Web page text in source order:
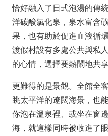
恰好融入了日式泡湯的傳
洋碳酸氯化泉，泉水富含
果，也有助於促進血液循
渡假村設有多處公共與私
的心情，選擇要熱鬧地共
更難得的是景觀。全館全
眺太平洋的遼闊海景，也
你泡在溫泉裡、或坐在窗
海，就這樣同時被收進了